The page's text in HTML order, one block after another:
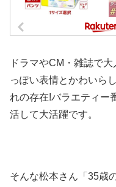
ドラマやCM・雑誌で
っぽい表情とかわいら
れの存在!バラエティー
活して大活躍です。
そんな松本さん「35歳